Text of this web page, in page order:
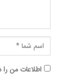
اطلاعات من را